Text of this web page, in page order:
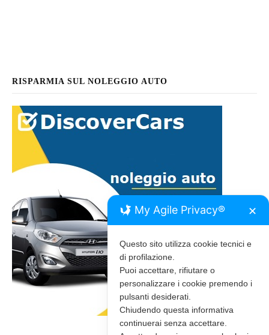
RISPARMIA SUL NOLEGGIO AUTO
My Agile Privacy® ✕
Questo sito utilizza cookie tecnici e
di profilazione.
Puoi accettare, rifiutare o
personalizzare i cookie premendo i
pulsanti desiderati.
Chiudendo questa informativa
continuerai senza accettare.